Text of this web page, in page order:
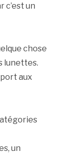
c’est un
chose
lunettes.
aux
un